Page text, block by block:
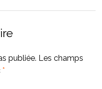
publiée. Les champs
*